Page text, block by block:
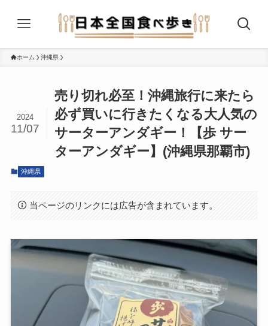
ホーム 沖縄県
売り切れ必至！沖縄旅行に来たら
必ず買いに行きたくなる大人気の
サーターアンダギー！【歩 サー
ターアンダギー】(沖縄県那覇市)
2024
11/07
沖縄県
当ページのリンクには広告が含まれています。